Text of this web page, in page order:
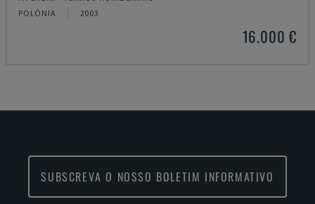
POLÓNIA 2003
16.000 €
SUBSCREVA O NOSSO BOLETIM INFORMATIVO